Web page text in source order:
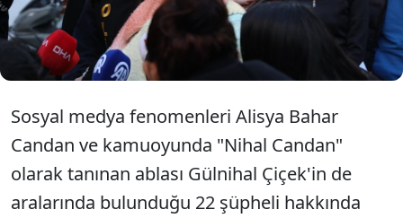
iddianamede dikkat çeken detaylar yer aldı.
Sosyal medya fenomenleri Alisya Bahar
Candan ve kamuoyunda "Nihal Candan"
olarak tanınan ablası Gülnihal Çiçek'in de
aralarında bulunduğu 22 şüpheli hakkında